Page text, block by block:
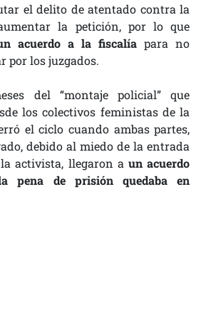
el delito de atentado contra la
la petición, por lo que
acuerdo a la fiscalía para no
por los juzgados.
del “montaje policial” que
los colectivos feministas de la
el ciclo cuando ambas partes,
debido al miedo de la entrada
activista, llegaron aun acuerdo
pena de prisión quedaba en